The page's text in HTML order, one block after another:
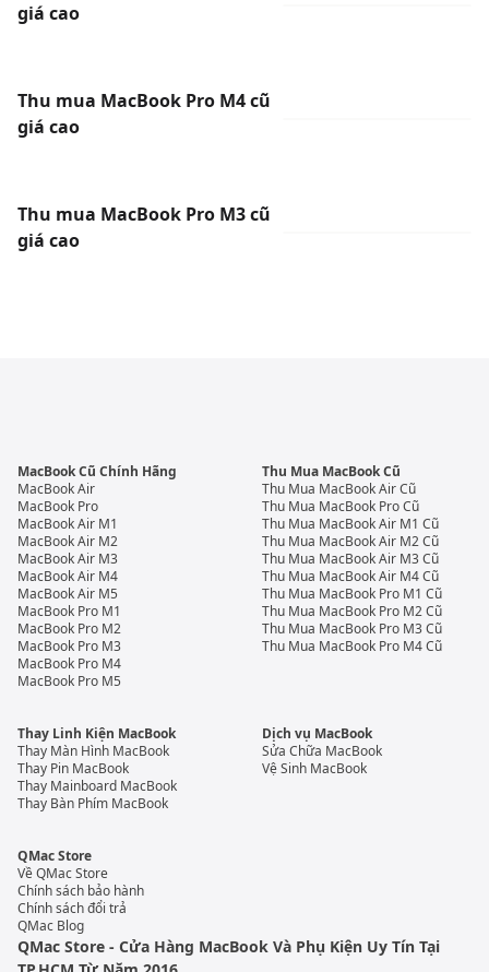
giá cao
Thu mua MacBook Pro M4 cũ
giá cao
Thu mua MacBook Pro M3 cũ
giá cao
MacBook Cũ Chính Hãng
MacBook Air
MacBook Pro
MacBook Air M1
MacBook Air M2
MacBook Air M3
MacBook Air M4
MacBook Air M5
MacBook Pro M1
MacBook Pro M2
MacBook Pro M3
MacBook Pro M4
MacBook Pro M5
Thu Mua MacBook Cũ
Thu Mua MacBook Air Cũ
Thu Mua MacBook Pro Cũ
Thu Mua MacBook Air M1 Cũ
Thu Mua MacBook Air M2 Cũ
Thu Mua MacBook Air M3 Cũ
Thu Mua MacBook Air M4 Cũ
Thu Mua MacBook Pro M1 Cũ
Thu Mua MacBook Pro M2 Cũ
Thu Mua MacBook Pro M3 Cũ
Thu Mua MacBook Pro M4 Cũ
Thay Linh Kiện MacBook
Thay Màn Hình MacBook
Thay Pin MacBook
Thay Mainboard MacBook
Thay Bàn Phím MacBook
Dịch vụ MacBook
Sửa Chữa MacBook
Vệ Sinh MacBook
QMac Store
Về QMac Store
Chính sách bảo hành
Chính sách đổi trả
QMac Blog
QMac Store - Cửa Hàng MacBook Và Phụ Kiện Uy Tín Tại